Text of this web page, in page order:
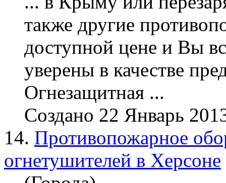
также другие
доступной цене и Вы
уверены в качестве
Огнезащитная ...
Создано 22 Январь
14. Противопожарное
огнетушителей в Херсоне